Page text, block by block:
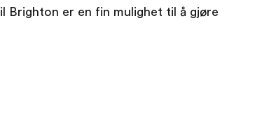
Brighton er en fin mulighet til å gjøre